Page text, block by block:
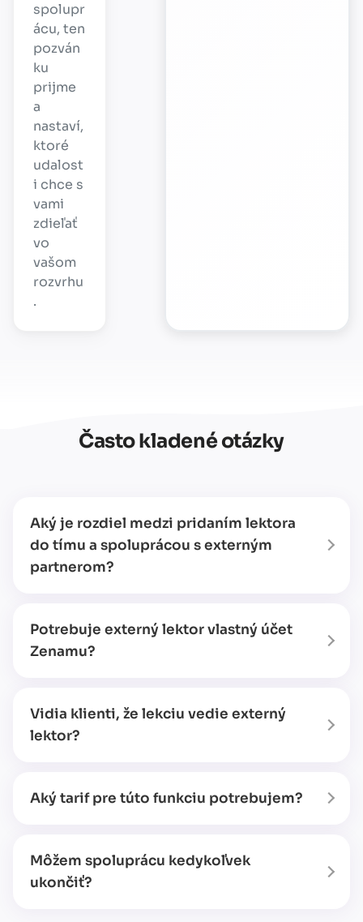
spolupr
ácu, ten
pozván
ku
prijme
a
nastaví,
ktoré
udalost
i chce s
vami
zdieľať
vo
vašom
rozvrhu
.
Často kladené otázky
Aký je rozdiel medzi pridaním lektora
do tímu a spoluprácou s externým
partnerom?
Potrebuje externý lektor vlastný účet
Zenamu?
Vidia klienti, že lekciu vedie externý
lektor?
Aký tarif pre túto funkciu potrebujem?
Môžem spoluprácu kedykoľvek
ukončiť?